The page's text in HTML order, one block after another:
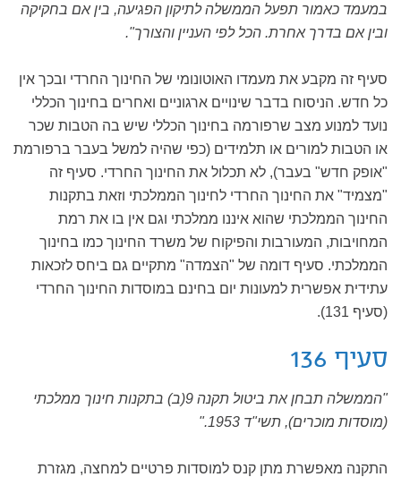
במעמד כאמור תפעל הממשלה לתיקון הפגיעה, בין אם בחקיקה
ובין אם בדרך אחרת. הכל לפי העניין והצורך".
סעיף זה מקבע את מעמדו האוטונומי של החינוך החרדי ובכך אין
כל חדש. הניסוח בדבר שינויים ארגוניים ואחרים בחינוך הכללי
נועד למנוע מצב שרפורמה בחינוך הכללי שיש בה הטבות שכר
או הטבות למורים או תלמידים (כפי שהיה למשל בעבר ברפורמת
"אופק חדש" בעבר), לא תכלול את החינוך החרדי. סעיף זה
"מצמיד" את החינוך החרדי לחינוך הממלכתי וזאת בתקנות
החינוך הממלכתי שהוא איננו ממלכתי וגם אין בו את רמת
המחויבות, המעורבות והפיקוח של משרד החינוך כמו בחינוך
הממלכתי. סעיף דומה של "הצמדה" מתקיים גם ביחס לזכאות
עתידית אפשרית למעונות יום בחינם במוסדות החינוך החרדי
(סעיף 131).
סעיף 136
"הממשלה תבחן את ביטול תקנה 9(ב) בתקנות חינוך ממלכתי
(מוסדות מוכרים), תשי"ד 1953."
התקנה מאפשרת מתן קנס למוסדות פרטיים למחצה, מגזרת